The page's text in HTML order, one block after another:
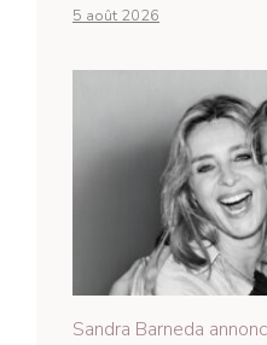
5 août 2026
Sandra Barneda